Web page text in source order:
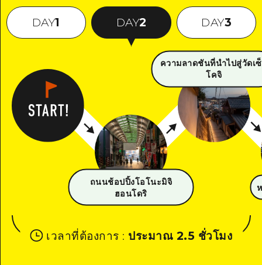
DAY1 DAY2 DAY3
ถนนช้อปปิ้งโอโนะมิจิ
ฮอนโดริ
ความลาดชันที่นำไปสู่วัดเ
โคจิ
เวลาที่ต้องการ : ประมาณ 2.5 ชั่วโมง